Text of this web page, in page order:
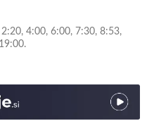
4:00, 6:00, 7:30, 8:53,